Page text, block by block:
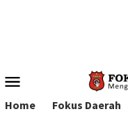
Menu
Home Fokus Daerah